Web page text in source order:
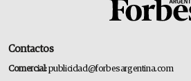
Contactos
Comercial:publicidad@forbesargentina.com